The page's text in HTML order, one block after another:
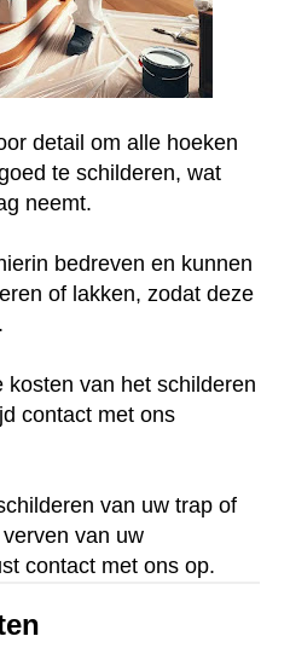
detail om alle hoeken
te schilderen, wat
neemt.
bedreven en kunnen
of lakken, zodat deze
kosten van het schilderen
contact met ons
van uw trap of
van uw
contact met ons op.